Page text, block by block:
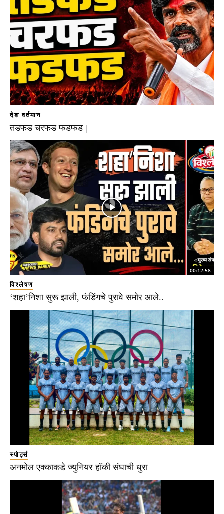
देश वर्तमान
तडफड चरफड फडफड |
00:12:58
विश्लेषण
‘शहा’निशा सुरू झाली, फंडिंगचे पुरावे समोर आले..
स्पोर्ट्स
अनमोल एक्काकडे ज्युनियर हॉकी संघाची धुरा